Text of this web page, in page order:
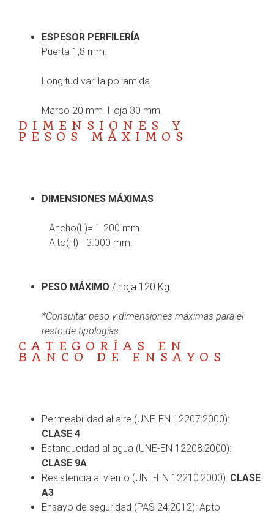
ESPESOR PERFILERÍA
Puerta 1,8 mm.
Longitud varilla poliamida.
Marco 20 mm. Hoja 30 mm.
DIMENSIONES Y
PESOS MÁXIMOS
DIMENSIONES MÁXIMAS
Ancho(L)= 1.200 mm.
Alto(H)= 3.000 mm.
PESO MÁXIMO / hoja 120 Kg.
*Consultar peso y dimensiones máximas para el
resto de tipologías.
CATEGORÍAS EN
BANCO DE ENSAYOS
Permeabilidad al aire (UNE-EN 12207:2000):
CLASE 4
Estanqueidad al agua (UNE-EN 12208:2000):
CLASE 9A
Resistencia al viento (UNE-EN 12210:2000): CLASE
A3
Ensayo de seguridad (PAS 24:2012): Apto